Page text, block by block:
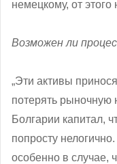
немецкому, от этого
Возможен ли
„Эти активы
потерять рыночную
Болгарии капитал,
попросту
особенно в случае,